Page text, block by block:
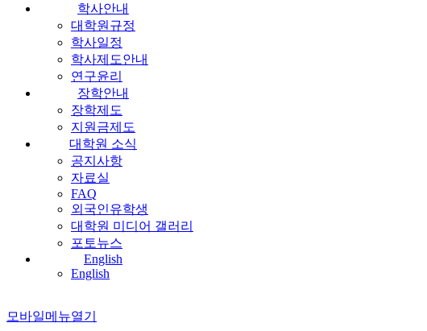
학사안내
대학원규정
학사일정
학사제도안내
연구윤리
장학안내
장학제도
지원금제도
대학원 소식
공지사항
자료실
FAQ
외국인유학생
대학원 미디어 갤러리
포토뉴스
English
English
모바일메뉴열기